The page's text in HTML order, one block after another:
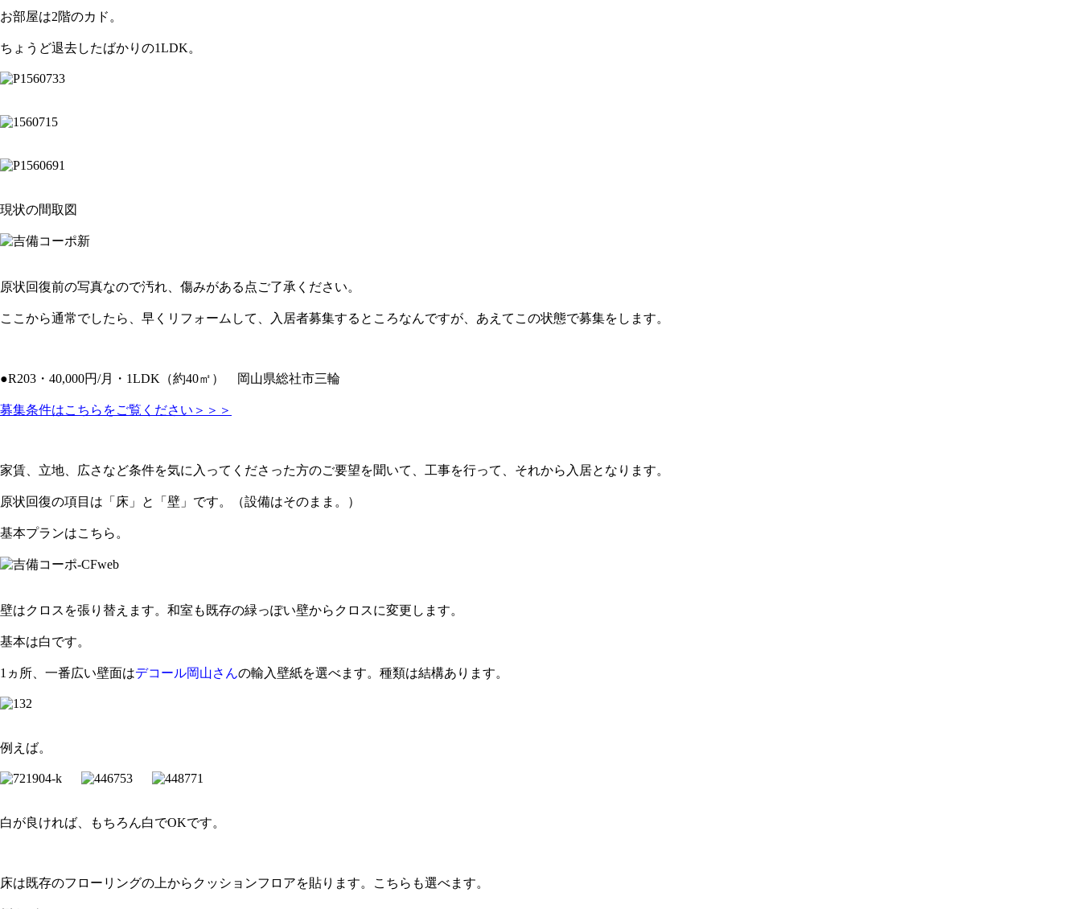
お部屋は2階のカド。
ちょうど退去したばかりの1LDK。
現状の間取図
原状回復前の写真なので汚れ、傷みがある点ご了承ください。
ここから通常でしたら、早くリフォームして、入居者募集するところなんですが、あえてこの状態で募集をします。
●R203・40,000円/月・1LDK（約40㎡） 岡山県総社市三輪
募集条件はこちらをご覧ください＞＞＞
家賃、立地、広さなど条件を気に入ってくださった方のご要望を聞いて、工事を行って、それから入居となります。
原状回復の項目は「床」と「壁」です。（設備はそのまま。）
基本プランはこちら。
壁はクロスを張り替えます。和室も既存の緑っぽい壁からクロスに変更します。
基本は白です。
1ヵ所、一番広い壁面はデコール岡山さんの輸入壁紙を選べます。種類は結構あります。
例えば。
白が良ければ、もちろん白でOKです。
床は既存のフローリングの上からクッションフロアを貼ります。こちらも選べます。